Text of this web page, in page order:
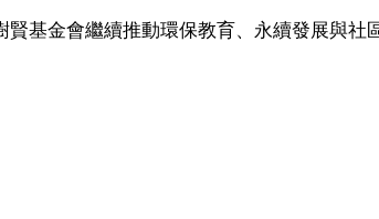
賢基金會繼續推動環保教育、永續發展與社